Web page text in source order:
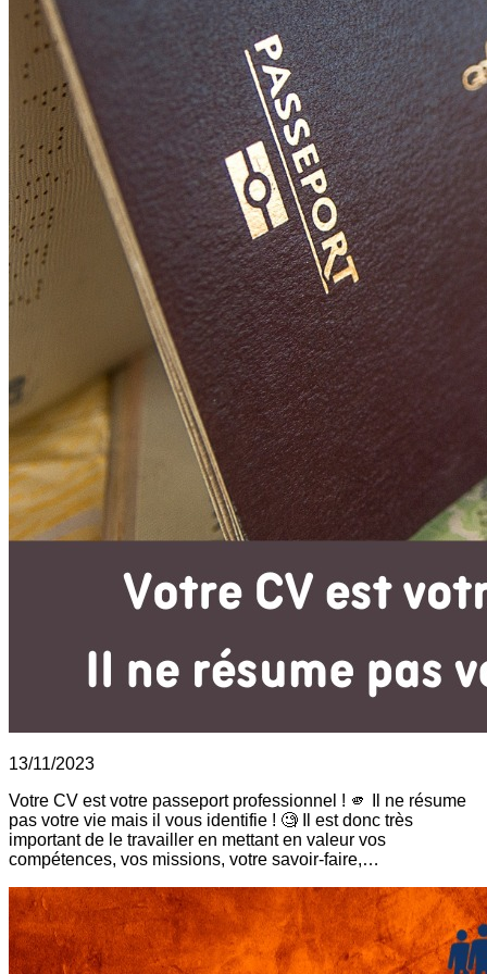
13/11/2023
Votre CV est votre passeport professionnel ! 🫵 Il ne résume
pas votre vie mais il vous identifie ! 🧐 Il est donc très
important de le travailler en mettant en valeur vos
compétences, vos missions, votre savoir-faire,…